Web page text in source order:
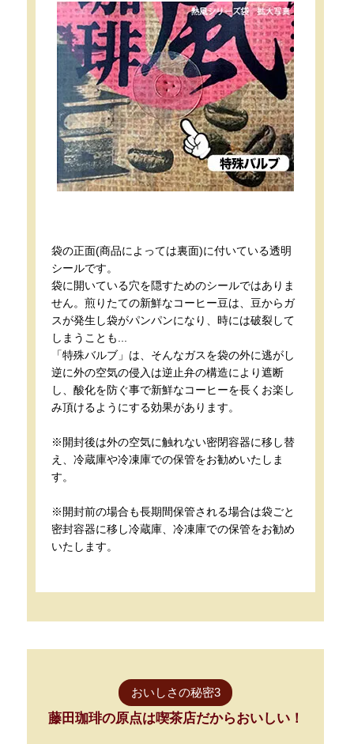
袋の正面(商品によっては裏面)に付いている透明
シールです。
袋に開いている穴を隠すためのシールではありま
せん。煎りたての新鮮なコーヒー豆は、豆からガ
スが発生し袋がパンパンになり、時には破裂して
しまうことも...
「特殊バルブ」は、そんなガスを袋の外に逃がし
逆に外の空気の侵入は逆止弁の構造により遮断
し、酸化を防ぐ事で新鮮なコーヒーを長くお楽し
み頂けるようにする効果があります。
※開封後は外の空気に触れない密閉容器に移し替
え、冷蔵庫や冷凍庫での保管をお勧めいたしま
す。
※開封前の場合も長期間保管される場合は袋ごと
密封容器に移し冷蔵庫、冷凍庫での保管をお勧め
いたします。
おいしさの秘密3
藤田珈琲の原点は喫茶店だからおいしい！